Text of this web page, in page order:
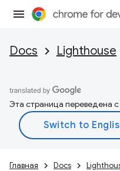
Docs Lighthouse
Эта страница переведена
Главная Docs